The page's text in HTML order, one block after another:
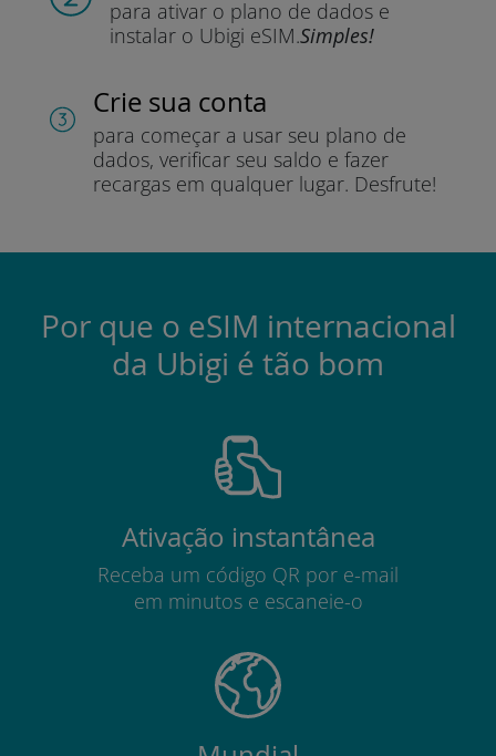
para ativar o plano de dados e
instalar o Ubigi eSIM.Simples!
Crie sua conta
para começar a usar seu plano de
dados, verificar seu saldo e fazer
recargas em qualquer lugar. Desfrute!
Por que o eSIM internacional
da Ubigi é tão bom
Ativação instantânea
Receba um código QR por e-mail
em minutos e escaneie-o